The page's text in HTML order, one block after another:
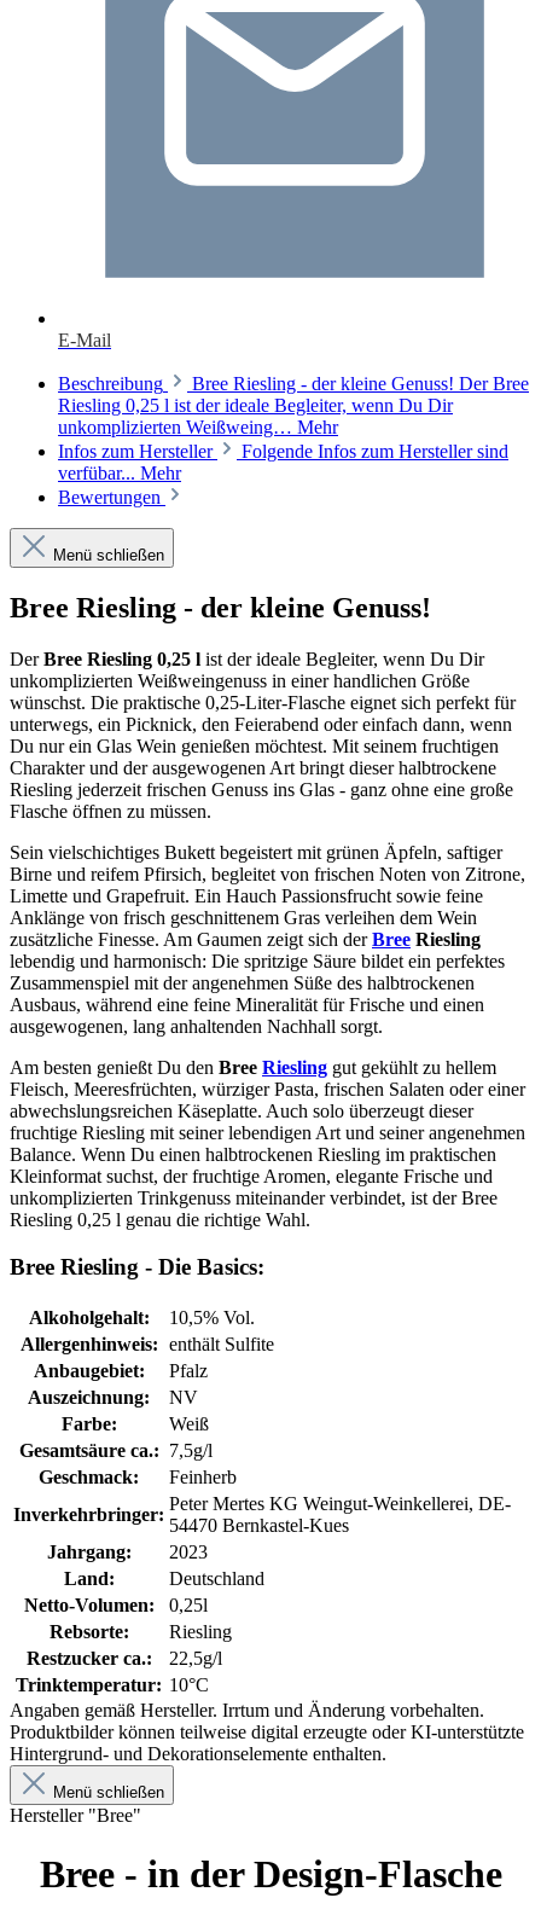
E-Mail
Beschreibung
Bree Riesling - der kleine Genuss! Der Bree
Riesling 0,25 l ist der ideale Begleiter, wenn Du Dir
unkomplizierten Weißweing… Mehr
Infos zum Hersteller
Folgende Infos zum Hersteller sind
verfübar... Mehr
Bewertungen
Menü schließen
Bree Riesling - der kleine Genuss!
DerBree Riesling 0,25 l ist der ideale Begleiter, wenn Du Dir
unkomplizierten Weißweingenuss in einer handlichen Größe
wünschst. Die praktische 0,25-Liter-Flasche eignet sich perfekt für
unterwegs, ein Picknick, den Feierabend oder einfach dann, wenn
Du nur ein Glas Wein genießen möchtest. Mit seinem fruchtigen
Charakter und der ausgewogenen Art bringt dieser halbtrockene
Riesling jederzeit frischen Genuss ins Glas - ganz ohne eine große
Flasche öffnen zu müssen.
Sein vielschichtiges Bukett begeistert mit grünen Äpfeln, saftiger
Birne und reifem Pfirsich, begleitet von frischen Noten von Zitrone,
Limette und Grapefruit. Ein Hauch Passionsfrucht sowie feine
Anklänge von frisch geschnittenem Gras verleihen dem Wein
zusätzliche Finesse. Am Gaumen zeigt sich derBree Riesling
lebendig und harmonisch: Die spritzige Säure bildet ein perfektes
Zusammenspiel mit der angenehmen Süße des halbtrockenen
Ausbaus, während eine feine Mineralität für Frische und einen
ausgewogenen, lang anhaltenden Nachhall sorgt.
Am besten genießt Du den Bree Riesling gut gekühlt zu hellem
Fleisch, Meeresfrüchten, würziger Pasta, frischen Salaten oder einer
abwechslungsreichen Käseplatte. Auch solo überzeugt dieser
fruchtige Riesling mit seiner lebendigen Art und seiner angenehmen
Balance. Wenn Du einen halbtrockenen Riesling im praktischen
Kleinformat suchst, der fruchtige Aromen, elegante Frische und
unkomplizierten Trinkgenuss miteinander verbindet, ist der Bree
Riesling 0,25 l genau die richtige Wahl.
Bree Riesling - Die Basics:
Alkoholgehalt:
10,5% Vol.
Allergenhinweis: enthält Sulfite
Anbaugebiet:
Pfalz
Auszeichnung:
NV
Farbe:
Weiß
Gesamtsäure ca.: 7,5g/l
Geschmack:
Feinherb
Inverkehrbringer:
Peter Mertes KG Weingut-Weinkellerei, DE-
54470 Bernkastel-Kues
Jahrgang:
2023
Land:
Deutschland
Netto-Volumen:
0,25l
Rebsorte:
Riesling
Restzucker ca.:
22,5g/l
Trinktemperatur: 10°C
Angaben gemäß Hersteller. Irrtum und Änderung vorbehalten.
Produktbilder können teilweise digital erzeugte oder KI-unterstützte
Hintergrund- und Dekorationselemente enthalten.
Menü schließen
Hersteller "Bree"
Bree - in der Design-Flasche